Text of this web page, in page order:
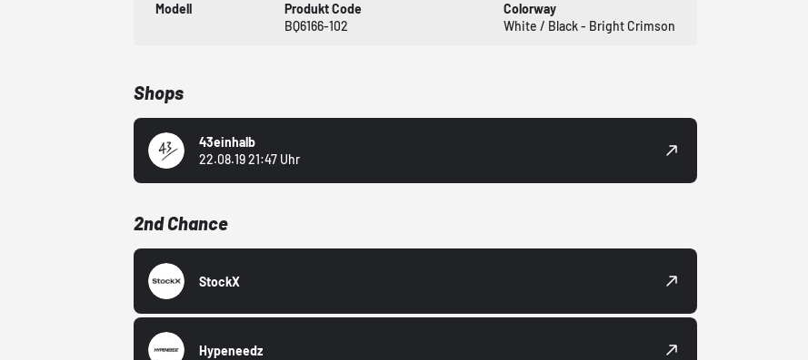
Modell
Produkt Code
BQ6166-102
Colorway
White / Black - Bright Crimson
Shops
43einhalb
22.08.19 21:47 Uhr
2nd Chance
StockX
Hypeneedz